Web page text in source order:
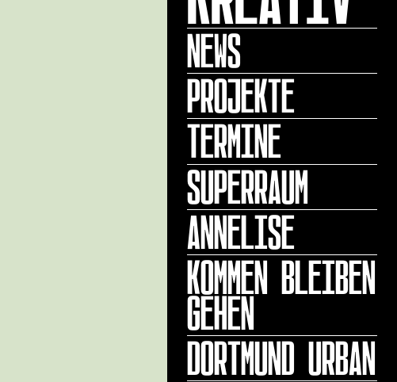
NEWS
PROJEKTE
TERMINE
SUPERRAUM
ANNELISE
KOMMEN BLEIBEN
GEHEN
DORTMUND URBAN